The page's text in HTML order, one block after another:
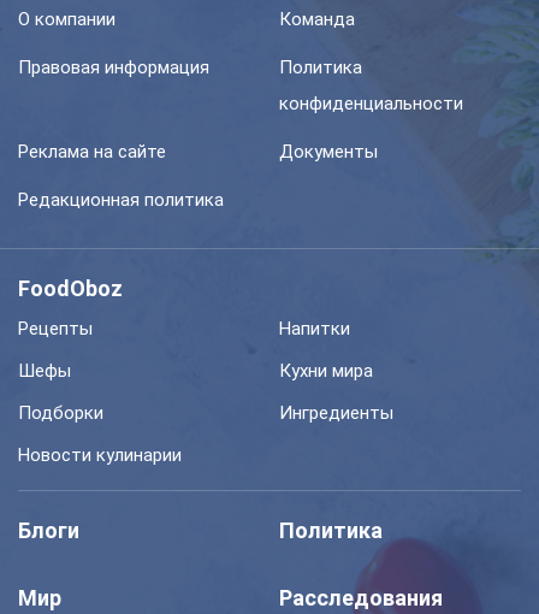
О компании Команда
Правовая информация
Политика
конфиденциальности
Реклама на сайте Документы
Редакционная политика
FoodOboz
Рецепты
Напитки
Шефы
Кухни мира
Подборки
Ингредиенты
Новости кулинарии
Блоги Политика
Мир Расследования